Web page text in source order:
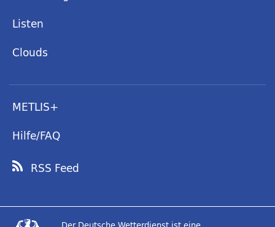
Listen
Clouds
METLIS+
Hilfe/FAQ
RSS Feed